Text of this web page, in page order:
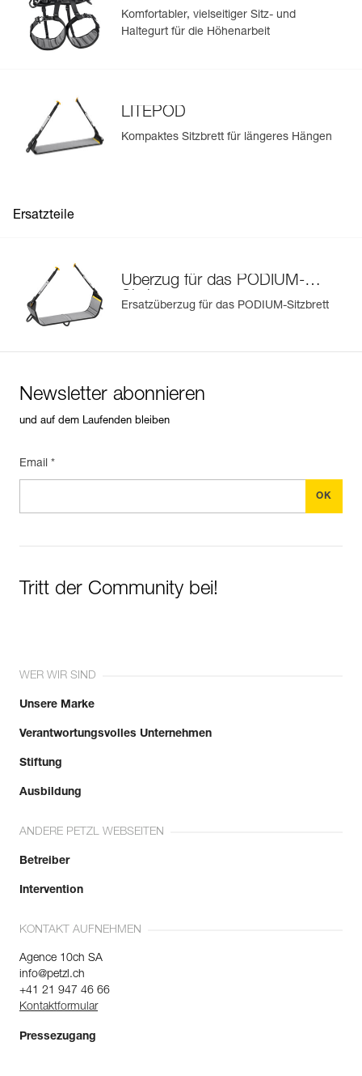
Komfortabler, vielseitiger Sitz- und
Haltegurt für die Höhenarbeit
LITEPOD
Kompaktes Sitzbrett für längeres Hängen
Ersatzteile
Überzug für das PODIUM-
Sitzbrett
Ersatzüberzug für das PODIUM-Sitzbrett
Newsletter abonnieren
und auf dem Laufenden bleiben
Email *
Tritt der Community bei!
WER WIR SIND
Unsere Marke
Verantwortungsvolles Unternehmen
Stiftung
Ausbildung
ANDERE PETZL WEBSEITEN
Betreiber
Intervention
KONTAKT AUFNEHMEN
Agence 10ch SA
info@petzl.ch
+41 21 947 46 66
Kontaktformular
Pressezugang